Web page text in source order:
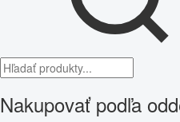
Nakupovať podľa